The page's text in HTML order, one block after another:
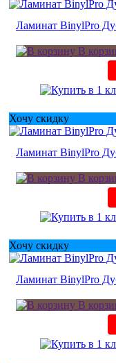
Ламинат BinylPro
В
Хочу скидку
Ламинат BinylPro
В
Хочу скидку
Ламинат BinylPro
В